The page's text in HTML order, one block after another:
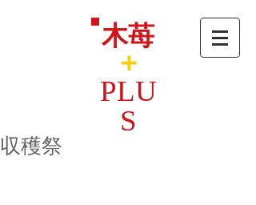
木苺
＋
PLU
S
収穫祭